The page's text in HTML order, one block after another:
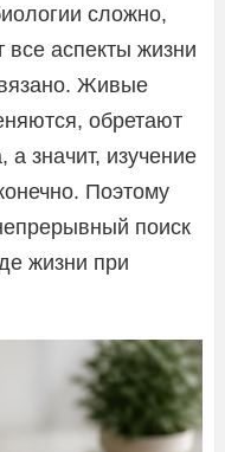
сложно,
все аспекты жизни
Живые
обретают
значит, изучение
Поэтому
поиск
жизни при